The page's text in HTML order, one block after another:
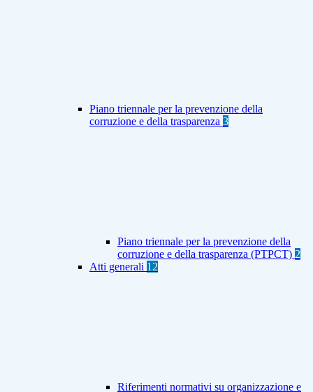
Piano triennale per la prevenzione della
corruzione e della trasparenza 3
Piano triennale per la prevenzione della
corruzione e della trasparenza (PTPCT) 2
Atti generali 12
Riferimenti normativi su organizzazione e